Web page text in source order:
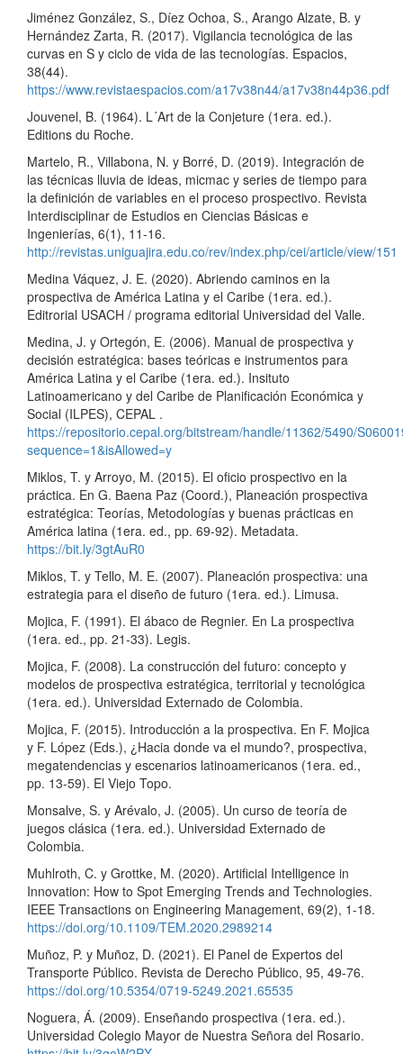
Jiménez González, S., Díez Ochoa, S., Arango Alzate, B. y
Hernández Zarta, R. (2017). Vigilancia tecnológica de las
curvas en S y ciclo de vida de las tecnologías. Espacios,
38(44).
https://www.revistaespacios.com/a17v38n44/a17v38n44p36.pdf
Jouvenel, B. (1964). L´Art de la Conjeture (1era. ed.).
Editions du Roche.
Martelo, R., Villabona, N. y Borré, D. (2019). Integración de
las técnicas lluvia de ideas, micmac y series de tiempo para
la definición de variables en el proceso prospectivo. Revista
Interdisciplinar de Estudios en Ciencias Básicas e
Ingenierías, 6(1), 11-16.
http://revistas.uniguajira.edu.co/rev/index.php/cei/article/view/151
Medina Váquez, J. E. (2020). Abriendo caminos en la
prospectiva de América Latina y el Caribe (1era. ed.).
Editrorial USACH / programa editorial Universidad del Valle.
Medina, J. y Ortegón, E. (2006). Manual de prospectiva y
decisión estratégica: bases teóricas e instrumentos para
América Latina y el Caribe (1era. ed.). Insituto
Latinoamericano y del Caribe de Planificación Económica y
Social (ILPES), CEPAL .
https://repositorio.cepal.org/bitstream/handle/11362/5490/
sequence=1&isAllowed=y
Miklos, T. y Arroyo, M. (2015). El oficio prospectivo en la
práctica. En G. Baena Paz (Coord.), Planeación prospectiva
estratégica: Teorías, Metodologías y buenas prácticas en
América latina (1era. ed., pp. 69-92). Metadata.
https://bit.ly/3gtAuR0
Miklos, T. y Tello, M. E. (2007). Planeación prospectiva: una
estrategia para el diseño de futuro (1era. ed.). Limusa.
Mojica, F. (1991). El ábaco de Regnier. En La prospectiva
(1era. ed., pp. 21-33). Legis.
Mojica, F. (2008). La construcción del futuro: concepto y
modelos de prospectiva estratégica, territorial y tecnológica
(1era. ed.). Universidad Externado de Colombia.
Mojica, F. (2015). Introducción a la prospectiva. En F. Mojica
y F. López (Eds.), ¿Hacia donde va el mundo?, prospectiva,
megatendencias y escenarios latinoamericanos (1era. ed.,
pp. 13-59). El Viejo Topo.
Monsalve, S. y Arévalo, J. (2005). Un curso de teoría de
juegos clásica (1era. ed.). Universidad Externado de
Colombia.
Muhlroth, C. y Grottke, M. (2020). Artificial Intelligence in
Innovation: How to Spot Emerging Trends and Technologies.
IEEE Transactions on Engineering Management, 69(2), 1-18.
https://doi.org/10.1109/TEM.2020.2989214
Muñoz, P. y Muñoz, D. (2021). El Panel de Expertos del
Transporte Público. Revista de Derecho Público, 95, 49-76.
https://doi.org/10.5354/0719-5249.2021.65535
Noguera, Á. (2009). Enseñando prospectiva (1era. ed.).
Universidad Colegio Mayor de Nuestra Señora del Rosario.